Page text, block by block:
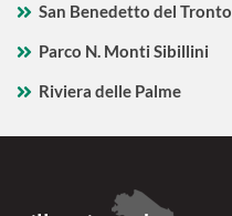
San Benedetto del Tronto
Parco N. Monti Sibillini
Riviera delle Palme